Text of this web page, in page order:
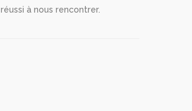
à nous rencontrer.